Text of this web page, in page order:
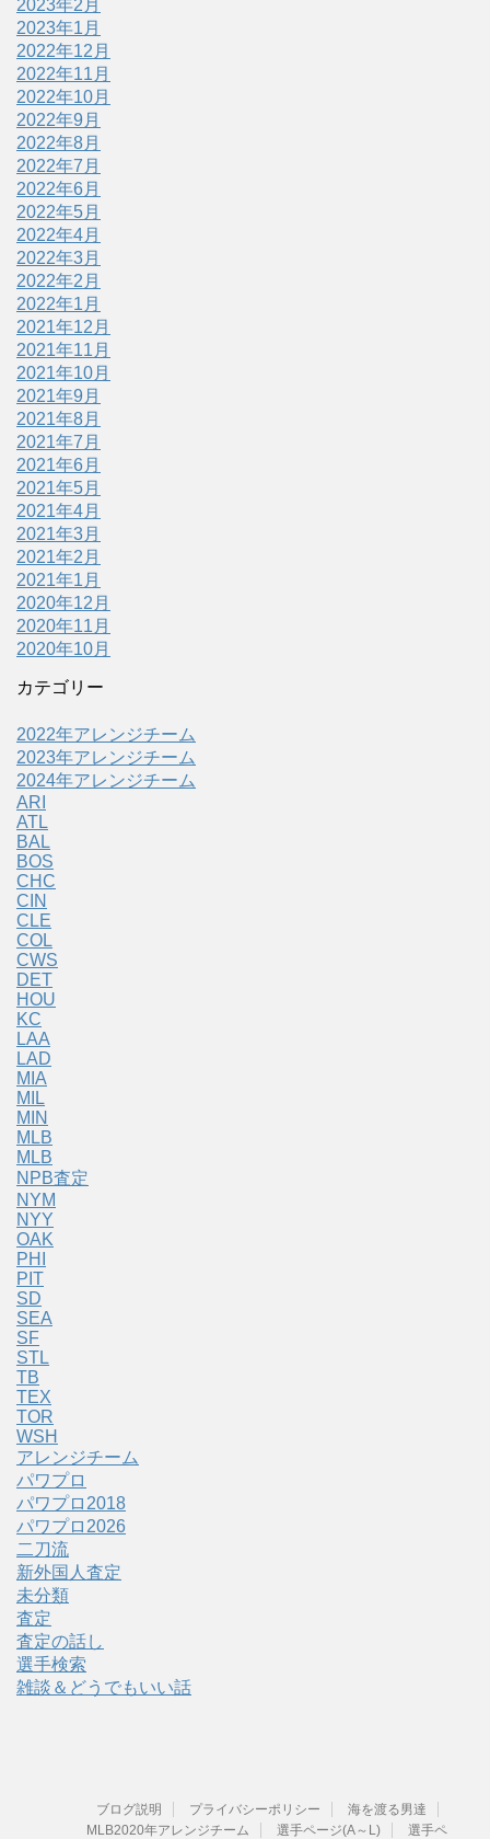
2023年2月
2023年1月
2022年12月
2022年11月
2022年10月
2022年9月
2022年8月
2022年7月
2022年6月
2022年5月
2022年4月
2022年3月
2022年2月
2022年1月
2021年12月
2021年11月
2021年10月
2021年9月
2021年8月
2021年7月
2021年6月
2021年5月
2021年4月
2021年3月
2021年2月
2021年1月
2020年12月
2020年11月
2020年10月
カテゴリー
2022年アレンジチーム
2023年アレンジチーム
2024年アレンジチーム
ARI
ATL
BAL
BOS
CHC
CIN
CLE
COL
CWS
DET
HOU
KC
LAA
LAD
MIA
MIL
MIN
MLB
MLB
NPB査定
NYM
NYY
OAK
PHI
PIT
SD
SEA
SF
STL
TB
TEX
TOR
WSH
アレンジチーム
パワプロ
パワプロ2018
パワプロ2026
二刀流
新外国人査定
未分類
査定
査定の話し
選手検索
雑談＆どうでもいい話
ブログ説明 プライバシーポリシー
海を渡る男達
MLB2020年アレンジチーム
選手ページ(A～L) 選手ペ